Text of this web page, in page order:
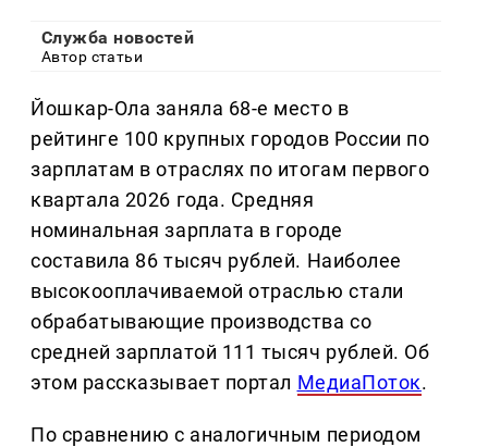
Служба новостей
Автор статьи
Йошкар-Ола заняла 68-е место в
рейтинге 100 крупных городов России по
зарплатам в отраслях по итогам первого
квартала 2026 года. Средняя
номинальная зарплата в городе
составила 86 тысяч рублей. Наиболее
высокооплачиваемой отраслью стали
обрабатывающие производства со
средней зарплатой 111 тысяч рублей. Об
этом рассказывает портал МедиаПоток.
По сравнению с аналогичным периодом